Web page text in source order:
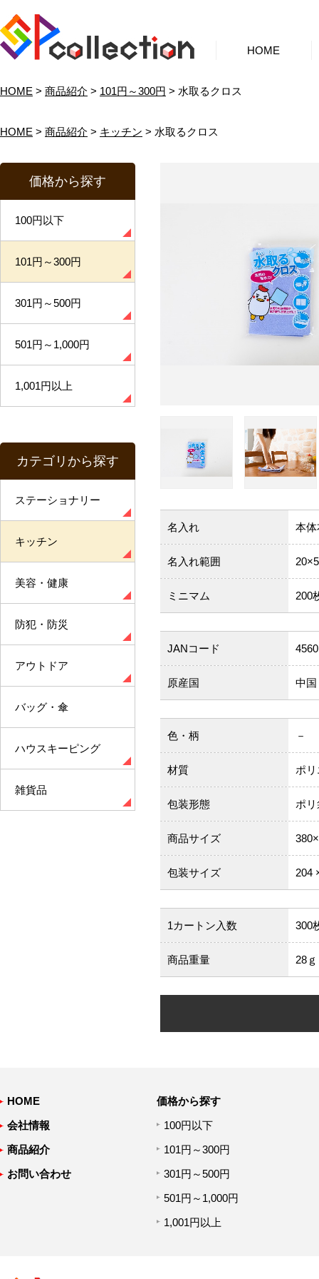
HOME
HOME > 商品紹介 > 101円～300円 > 水取るクロス
HOME > 商品紹介 > キッチン > 水取るクロス
価格から探す
100円以下
101円～300円
301円～500円
501円～1,000円
1,001円以上
カテゴリから探す
ステーショナリー
キッチン
美容・健康
防犯・防災
アウトドア
バッグ・傘
ハウスキーピング
雑貨品
名入れ 本
名入れ範囲
ミニマム 200
JANコード
原産国 中国
色・柄 －
材質 ポ
包装形態 ポ
商品サイズ
包装サイズ 204
1カートン入数 300
商品重量 28ｇ
HOME
会社情報
商品紹介
お問い合わせ
価格から探す
100円以下
101円～300円
301円～500円
501円～1,000円
1,001円以上